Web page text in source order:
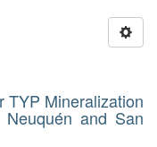
TYP Mineralization
and San